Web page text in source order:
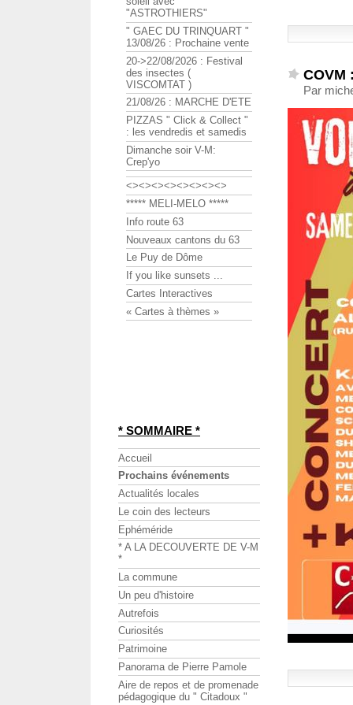
COVM
Par
"ASTROTHIERS"
" GAEC DU TRINQUART "
13/08/26 : Prochaine vente
20->22/08/2026 : Festival
des insectes (
VISCOMTAT )
21/08/26 : MARCHE D'ETE
PIZZAS " Click & Collect "
: les vendredis et samedis
Dimanche soir V-M:
Crep'yo
<><><><><><><><>
***** MELI-MELO *****
Info route 63
Nouveaux cantons du 63
Le Puy de Dôme
If you like sunsets ...
Cartes Interactives
« Cartes à thèmes »
* SOMMAIRE *
Accueil
Prochains événements
Actualités locales
Le coin des lecteurs
Ephéméride
* A LA DECOUVERTE DE V-M
*
La commune
Un peu d'histoire
Autrefois
Curiosités
Patrimoine
Panorama de Pierre Pamole
Aire de repos et de promenade
pédagogique du " Citadoux "